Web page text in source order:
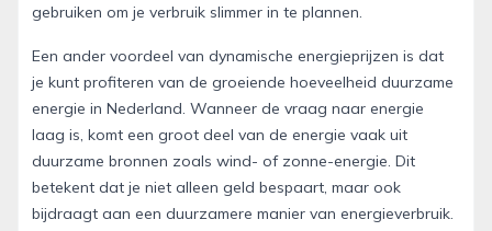
gebruiken om je verbruik slimmer in te plannen.
Een ander voordeel van dynamische energieprijzen is dat
je kunt profiteren van de groeiende hoeveelheid duurzame
energie in Nederland. Wanneer de vraag naar energie
laag is, komt een groot deel van de energie vaak uit
duurzame bronnen zoals wind- of zonne-energie. Dit
betekent dat je niet alleen geld bespaart, maar ook
bijdraagt aan een duurzamere manier van energieverbruik.